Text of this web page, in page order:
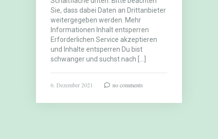
Sie, dass dabei Daten an Drittanbieter
weitergegeben werden. Mehr
Informationen Inhalt entsperren
Erforderlichen Service akzeptieren
und Inhalte entsperren Du bist
schwanger und suchst nach […]
6. Dezember 2021 no comments